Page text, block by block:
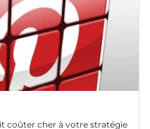
coûter cher à votre stratégie